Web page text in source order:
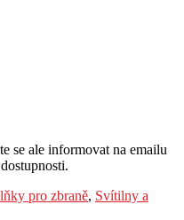
se ale informovat na emailu
pro zbraně, Svítilny a